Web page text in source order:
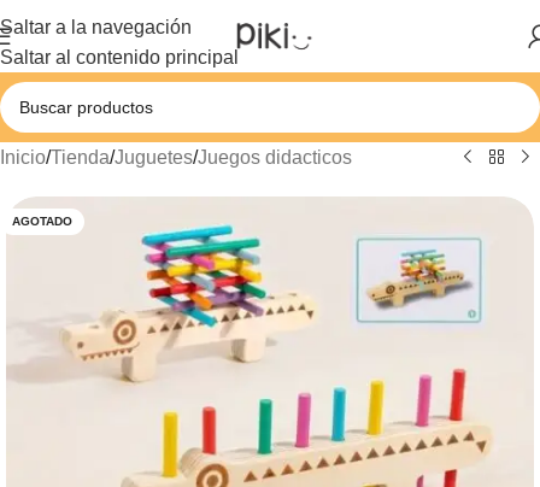
Saltar a la navegación
Saltar al contenido principal
Inicio/Tienda/Juguetes/Juegos didacticos
AGOTADO